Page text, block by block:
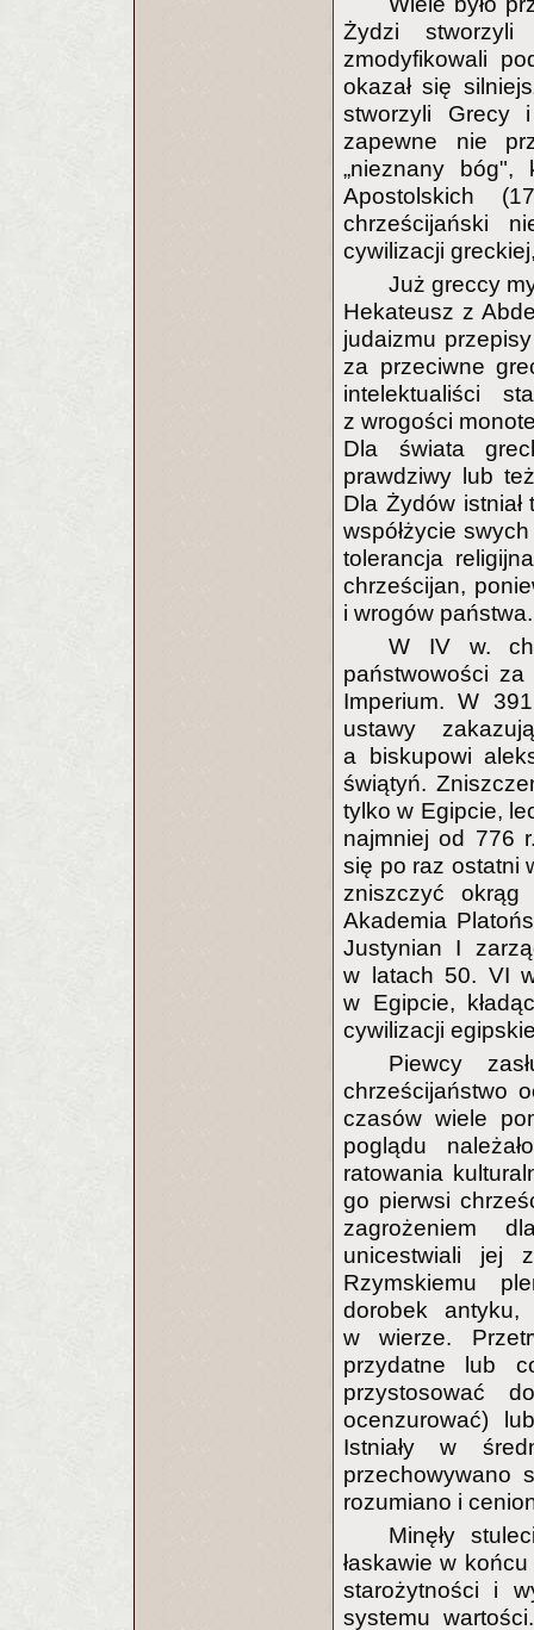
Żydzi
zmodyfikowali
okazał się
stworzyli Grecy
zapewne nie
„nieznany
Apostolskich
chrześcijański
cywilizacji
Już greccy
Hekateusz z
judaizmu
za przeciwne
intelektualiści
z wrogości
Dla świata
prawdziwy lub
Dla Żydów
współżycie
tolerancja
chrześcijan,
i wrogów państwa.
W IV w.
państwowości
Imperium. W
ustawy
a biskupowi
świątyń.
tylko w Egipcie,
najmniej od 776
się po raz ostatni
zniszczyć
Akademia
Justynian I
w latach 50. VI
w Egipcie,
cywilizacji
Piewcy
chrześcijaństwo
czasów wiele
poglądu
ratowania
go pierwsi
zagrożeniem
unicestwiali jej
Rzymskiemu
dorobek
w wierze.
przydatne lub
przystosować
ocenzurować)
Istniały w
przechowywano
rozumiano i
Minęły
łaskawie w
starożytności i
systemu